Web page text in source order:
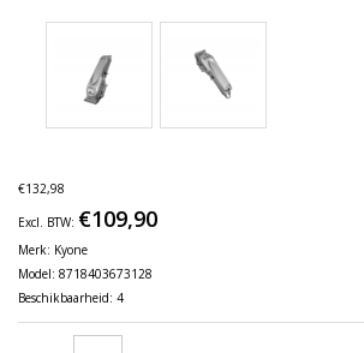
€132,98
Excl. BTW: €109,90
Merk: Kyone
Model: 8718403673128
Beschikbaarheid: 4